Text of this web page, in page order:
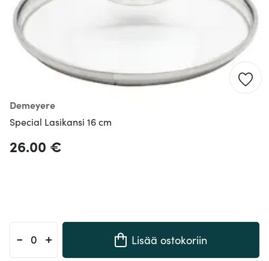
Demeyere
Special Lasikansi 16 cm
26.00 €
- + Lisää ostokoriin